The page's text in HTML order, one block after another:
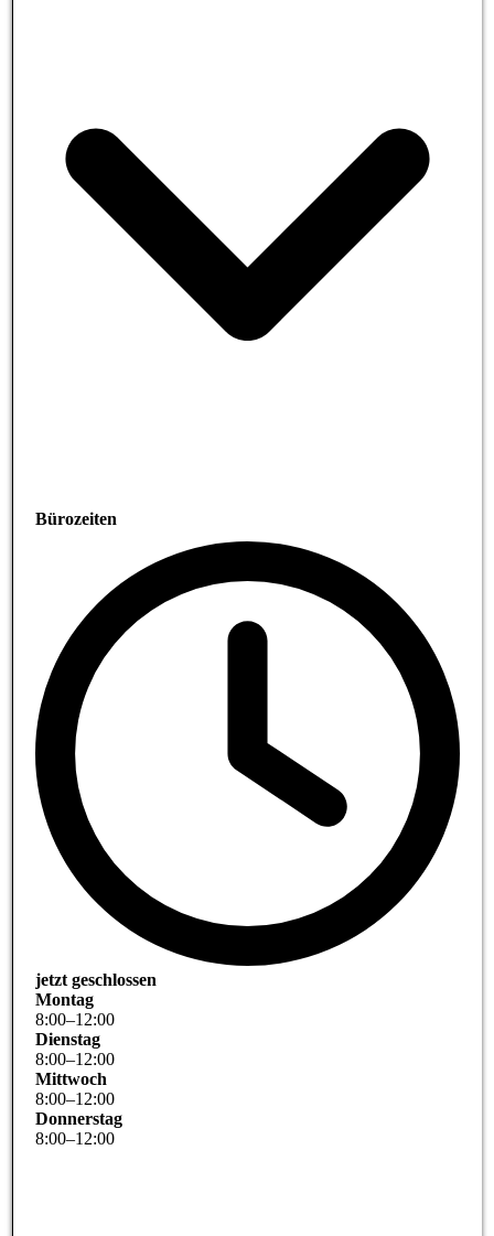
Bürozeiten
jetzt geschlossen
Montag
8:00–12:00
Dienstag
8:00–12:00
Mittwoch
8:00–12:00
Donnerstag
8:00–12:00